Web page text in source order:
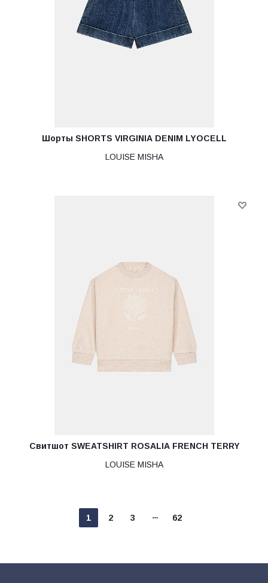
Шорты SHORTS VIRGINIA DENIM LYOCELL
LOUISE MISHA
Свитшот SWEATSHIRT ROSALIA FRENCH TERRY
LOUISE MISHA
1 2 3 62